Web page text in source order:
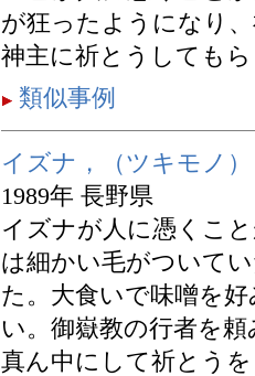
が狂ったようになり
神主に祈とうしても
類似事例
イズナ，（ツキモノ）
1989年 長野県
イズナが人に憑くこ
は細かい毛がついて
た。大食いで味噌を
い。御嶽教の行者を
真ん中にして祈とう